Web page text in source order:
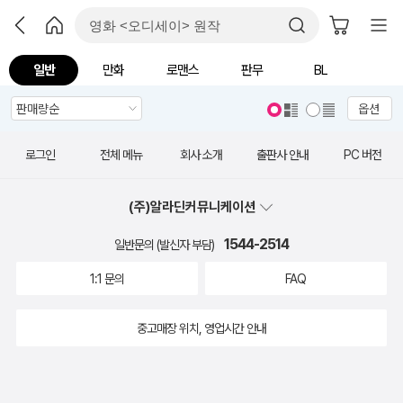
일반 만화 로맨스 판무 BL
옵션
로그인 전체 메뉴 회사 소개 출판사 안내 PC 버전
(주)알라딘커뮤니케이션
일반문의 (발신자 부담) 1544-2514
1:1 문의 FAQ
중고매장 위치, 영업시간 안내